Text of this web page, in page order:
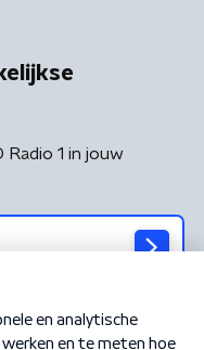
1 in jouw